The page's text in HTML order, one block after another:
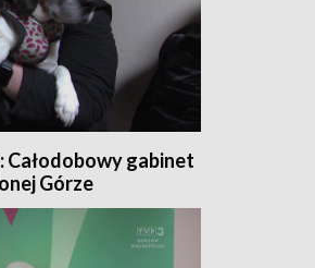
gabinet
Górze